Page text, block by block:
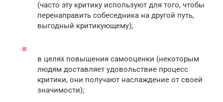
(часто эту критику используют для того, чтобы
перенаправить собеседника на другой путь,
выгодный критикующему);
в целях повышения самооценки (некоторым
людям доставляет удовольствие процесс
критики, они получают наслаждение от своей
значимости);